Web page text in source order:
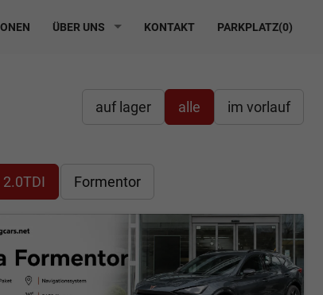
ÜBER UNS KONTAKT PARKPLATZ(0)
auf lager alle im vorlauf
2.0TDI Formentor